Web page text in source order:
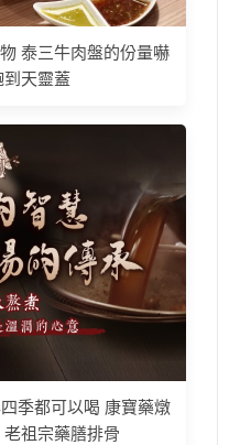
泰三牛肉盤的份量嚇
天靈蓋
季都可以喝 康寶藥燉
祖宗藥膳排骨